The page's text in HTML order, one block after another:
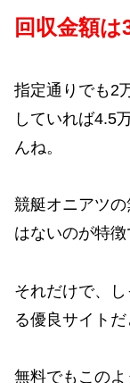
回収金額は
指定通りでも2
していれば4.5
んね。
競艇オニアツ
はないのが特徴
それだけで、
る優良サイトだ
無料でもこの